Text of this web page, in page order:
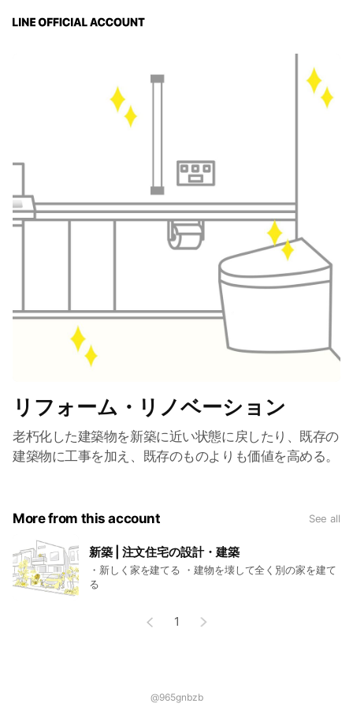
リフォーム・リノベーション
老朽化した建築物を新築に近い状態に戻したり、既存の
建築物に工事を加え、既存のものよりも価値を高める。
More from this account See all
新築 | 注文住宅の設計・建築
・新しく家を建てる ・建物を壊して全く別の家を建て
る
1
@965gnbzb